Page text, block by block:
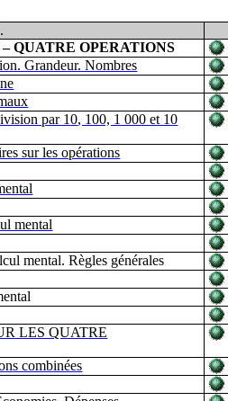
QUATRE OPERATIONS
Grandeur. Nombres
par 10, 100, 1 000 et 10
sur les opérations
mental
mental. Règles générales
LES QUATRE
ns combinées